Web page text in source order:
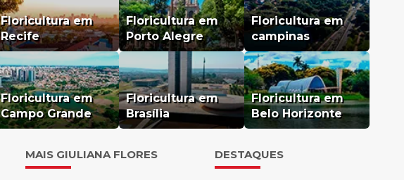
Floricultura em
Recife
Floricultura em
Porto Alegre
Floricultura em
campinas
Floricultura em
Campo Grande
Floricultura em
Brasília
Floricultura em
Belo Horizonte
MAIS GIULIANA FLORES DESTAQUES